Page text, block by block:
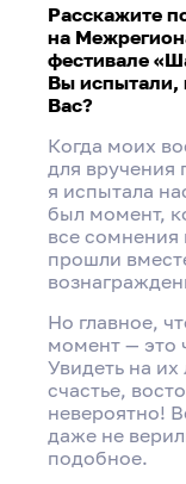
Расскажите
на
фестивале
Вы испытали,
Вас?
Когда моих
для вручения
я испытала
был момент,
все сомнения
прошли
Но главное,
момент — это
Увидеть на
счастье,
невероятно!
даже не
подобное.